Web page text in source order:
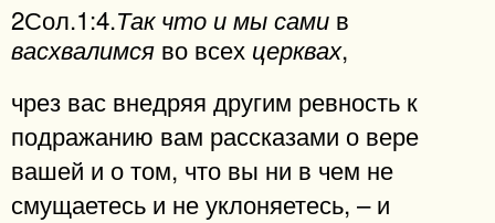
2Сол.1:4.Так что и мы сами в
васхвалимся во всех церквах,
чрез вас внедряя другим ревность к
подражанию вам рассказами о вере
вашей и о том, что вы ни в чем не
смущаетесь и не уклоняетесь, – и